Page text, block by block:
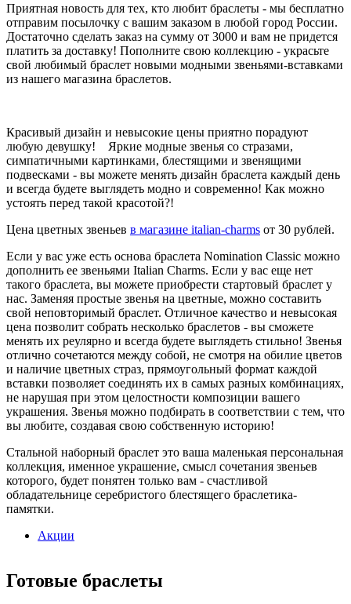
Приятная новость для тех, кто любит браслеты - мы бесплатно
отправим посылочку с вашим заказом в любой город России.
Достаточно сделать заказ на сумму от 3000 и вам не придется
платить за доставку! Пополните свою коллекцию - украсьте
свой любимый браслет новыми модными звеньями-вставками
из нашего магазина браслетов.
Красивый дизайн и невысокие цены приятно порадуют
любую девушку! Яркие модные звенья со стразами,
симпатичными картинками, блестящими и звенящими
подвесками - вы можете менять дизайн браслета каждый день
и всегда будете выглядеть модно и современно! Как можно
устоять перед такой красотой?!
Цена цветных звеньев в магазине italian-charms от 30 рублей.
Если у вас уже есть основа браслета Nomination Classic можно
дополнить ее звеньями Italian Charms. Если у вас еще нет
такого браслета, вы можете приобрести стартовый браслет у
нас. Заменяя простые звенья на цветные, можно составить
свой неповторимый браслет. Отличное качество и невысокая
цена позволит собрать несколько браслетов - вы сможете
менять их реулярно и всегда будете выглядеть стильно! Звенья
отлично сочетаются между собой, не смотря на обилие цветов
и наличие цветных страз, прямоугольный формат каждой
вставки позволяет соединять их в самых разных комбинациях,
не нарушая при этом целостности композиции вашего
украшения. Звенья можно подбирать в соответствии с тем, что
вы любите, создавая свою собственную историю!
Стальной наборный браслет это ваша маленькая персональная
коллекция, именное украшение, смысл сочетания звеньев
которого, будет понятен только вам - счастливой
обладательнице серебристого блестящего браслетика-
памятки.
Акции
Готовые браслеты